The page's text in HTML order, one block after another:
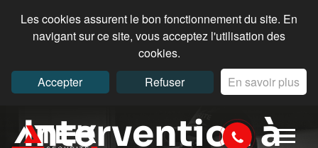
Les cookies assurent le bon fonctionnement du site. En
navigant sur ce site, vous acceptez l'utilisation des
cookies.
Accepter
Refuser En savoir plus
Intervention à